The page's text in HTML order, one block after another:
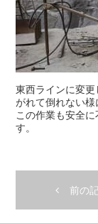
東西ラインに変
がれて倒れない様
この作業も安全
す。
前の